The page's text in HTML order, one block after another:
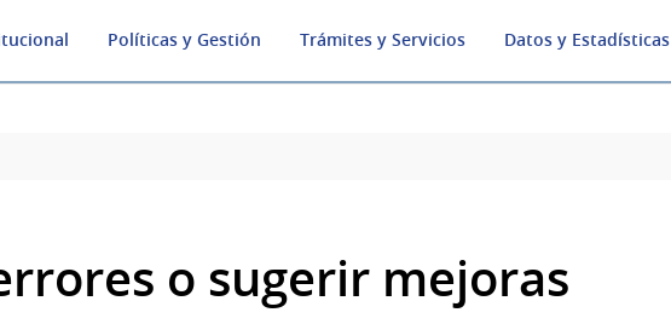
Políticas y Gestión Trámites y Servicios Datos y Estadísticas
o sugerir mejoras